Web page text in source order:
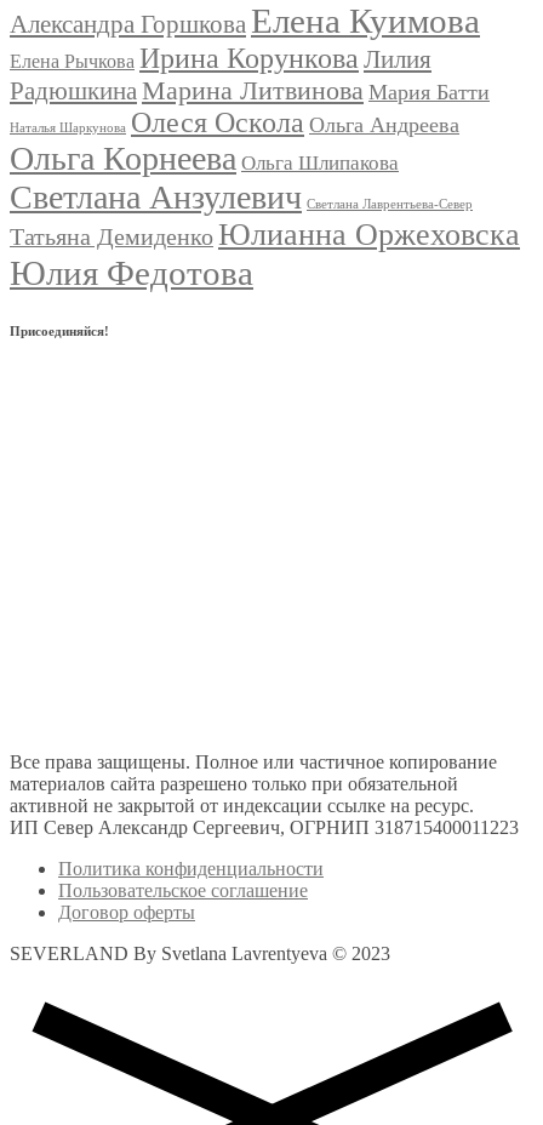
Александра Горшкова Елена Куимова
Елена Рычкова Ирина КорунковаЛилия
РадюшкинаМарина Литвинова Мария Батти
Наталья Шаркунова Олеся Оскола Ольга Андреева
Ольга Корнеева Ольга Шлипакова
Светлана Анзулевич Светлана Лаврентьева-Север
Татьяна ДемиденкоЮлианна Оржеховска
Юлия Федотова
Присоединяйся!
Все права защищены. Полное или частичное копирование
материалов сайта разрешено только при обязательной
активной не закрытой от индексации ссылке на ресурс.
ИП Север Александр Сергеевич, ОГРНИП 318715400011223
Политика конфиденциальности
Пользовательское соглашение
Договор оферты
SEVERLAND By Svetlana Lavrentyeva © 2023